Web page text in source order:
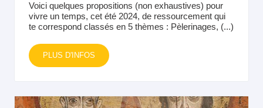
Voici quelques propositions (non exhaustives) pour
vivre un temps, cet été 2024, de ressourcement qui
te correspond classés en 5 thèmes : Pèlerinages, (...)
PLUS D'INFOS